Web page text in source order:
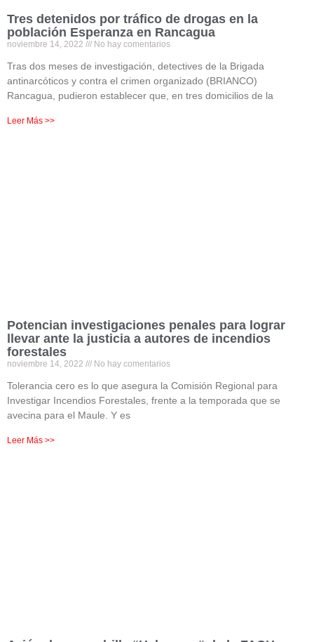
Tres detenidos por tráfico de drogas en la
población Esperanza en Rancagua
noviembre 14, 2022 No hay comentarios
Tras dos meses de investigación, detectives de la Brigada
antinarcóticos y contra el crimen organizado (BRIANCO)
Rancagua, pudieron establecer que, en tres domicilios de la
Leer Más >>
Potencian investigaciones penales para lograr
llevar ante la justicia a autores de incendios
forestales
noviembre 14, 2022 No hay comentarios
Tolerancia cero es lo que asegura la Comisión Regional para
Investigar Incendios Forestales, frente a la temporada que se
avecina para el Maule. Y es
Leer Más >>